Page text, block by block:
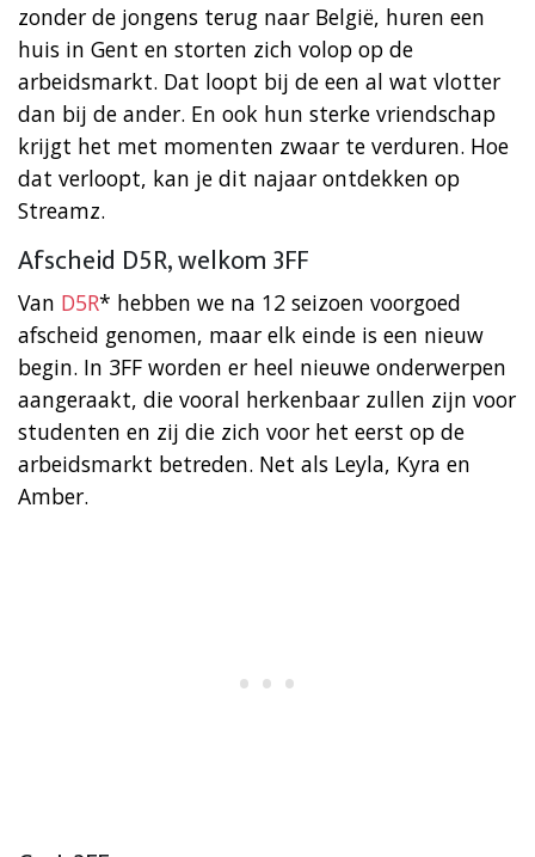
zonder de jongens terug naar België, huren een
huis in Gent en storten zich volop op de
arbeidsmarkt. Dat loopt bij de een al wat vlotter
dan bij de ander. En ook hun sterke vriendschap
krijgt het met momenten zwaar te verduren. Hoe
dat verloopt, kan je dit najaar ontdekken op
Streamz.
Afscheid D5R, welkom 3FF
Van D5R* hebben we na 12 seizoen voorgoed
afscheid genomen, maar elk einde is een nieuw
begin. In 3FF worden er heel nieuwe onderwerpen
aangeraakt, die vooral herkenbaar zullen zijn voor
studenten en zij die zich voor het eerst op de
arbeidsmarkt betreden. Net als Leyla, Kyra en
Amber.